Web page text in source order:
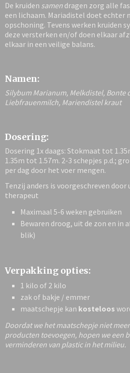
De kruiden samen dragen zorg alle
een lichaam. Mariadistel doet echter
opschoning. Tevens werken kruiden
deze versterken en/of doen elkaar
elkaar in een veilige balans.
Namen:
Silybum Marianum, Melkdistel, Bonte
Liebfrauenmilch, Mariendistel kraut
Dosering:
Dosering 1x daags: Stokmaat tot
1.35m tot 1.57m. 2-3 schepjes p.d.;
per dag door het voer mengen.
Tenzij anders is voorgeschreven
therapeut
Maximaal 5-6 weken gebruiken
Bewaren droog, uit de zon en in
blik)
Verpakking opties:
1 kilo of 2 kilo
zak of bakje / emmer
maatschepje kan kosteloos
Doordat we het maatschepje niet
producten toevoegen, hopen we een
verminderen van plastic in het milieu.